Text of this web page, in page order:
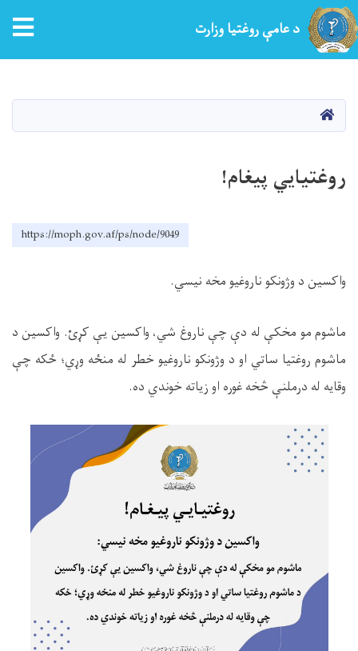
د عامې روغتیا وزارت
کور
روغتیايي پیغام!
https://moph.gov.af/ps/node/9049
واکسین د وژونکو ناروغیو مخه نیسي.
ماشوم مو مخکې له دې چې ناروغ شي، واکسین یې کړئ. واکسین د
ماشوم روغتیا ساتي او د وژونکو ناروغیو خطر له منځه وړي؛ ځکه چې
وقایه له درملنې څخه غوره او زیاته خوندي ده.